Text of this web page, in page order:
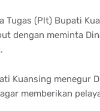
Tugas (Plt) Bupati
dengan meminta
Kuansing menegur
memberikan